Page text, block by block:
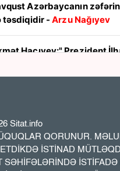
təsdiqidir -Arzu Nağıyev
nəticəsində bort texnik ölüb
Sitat.info
QORUNUR.
ETDİKDƏ İSTİNAD
SƏHİFƏLƏRİNDƏ